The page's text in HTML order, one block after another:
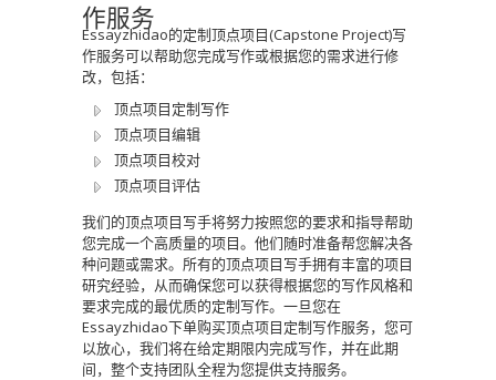
作服务
Essayzhidao的定制顶点项目(Capstone Project)写
作服务可以帮助您完成写作或根据您的需求进行修
改，包括：
顶点项目定制写作
顶点项目编辑
顶点项目校对
顶点项目评估
我们的顶点项目写手将努力按照您的要求和指导帮助
您完成一个高质量的项目。他们随时准备帮您解决各
种问题或需求。所有的顶点项目写手拥有丰富的项目
研究经验，从而确保您可以获得根据您的写作风格和
要求完成的最优质的定制写作。一旦您在
Essayzhidao下单购买顶点项目定制写作服务，您可
以放心，我们将在给定期限内完成写作，并在此期
间，整个支持团队全程为您提供支持服务。